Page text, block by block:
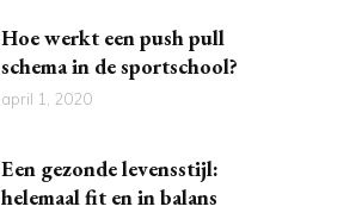
Hoe werkt een push pull
schema in de sportschool?
april 1, 2020
Een gezonde levensstijl:
helemaal fit en in balans